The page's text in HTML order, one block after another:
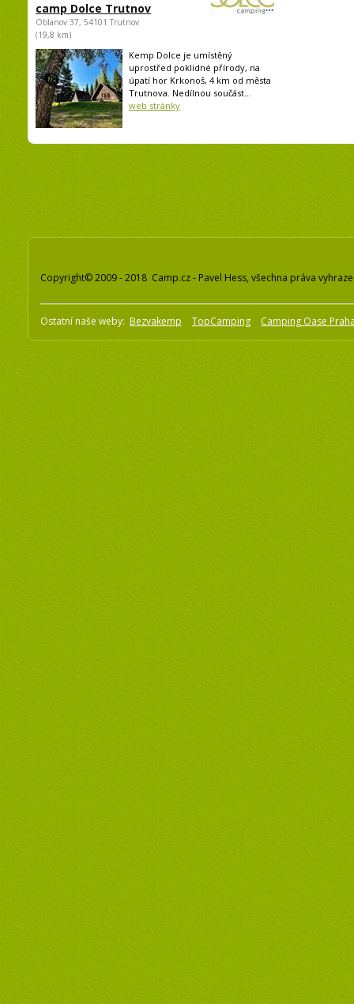
camp Dolce Trutnov
Oblanov 37, 54101 Trutnov
(19,8 km)
Kemp Dolce je umístěný
uprostřed poklidné přírody, na
úpatí hor Krkonoš, 4 km od města
Trutnova. Nedílnou součást...
web stránky
Copyright© 2009 - 2018 Camp.cz - Pavel Hess, všechna práva
Ostatní naše weby: Bezvakemp TopCamping Camping Oase